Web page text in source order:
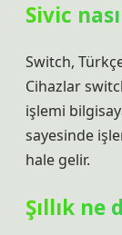
Sivic
Switch,
Cihazlar
işlemi
sayesinde
hale gelir.
Şıllık ne